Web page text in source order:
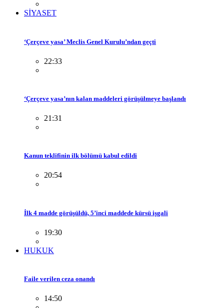
SİYASET
‘Çerçeve yasa’ Meclis Genel Kurulu’ndan geçti
22:33
‘Çerçeve yasa’nın kalan maddeleri görüşülmeye başlandı
21:31
Kanun teklifinin ilk bölümü kabul edildi
20:54
İlk 4 madde görüşüldü, 5’inci maddede kürsü işgali
19:30
HUKUK
Faile verilen ceza onandı
14:50